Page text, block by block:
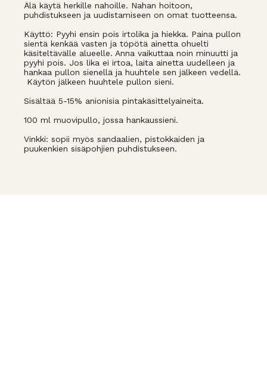
Älä käytä herkille nahoille. Nahan hoitoon,
puhdistukseen ja uudistamiseen on omat tuotteensa.
Käyttö: Pyyhi ensin pois irtolika ja hiekka. Paina pullon
sientä kenkää vasten ja töpötä ainetta ohuelti
käsiteltävälle alueelle. Anna vaikuttaa noin minuutti ja
pyyhi pois. Jos lika ei irtoa, laita ainetta uudelleen ja
hankaa pullon sienellä ja huuhtele sen jälkeen vedellä.
Käytön jälkeen huuhtele pullon sieni.
Sisältää 5-15% anionisia pintakäsittelyaineita.
100 ml muovipullo, jossa hankaussieni.
Vinkki: sopii myös sandaalien, pistokkaiden ja
puukenkien sisäpohjien puhdistukseen.